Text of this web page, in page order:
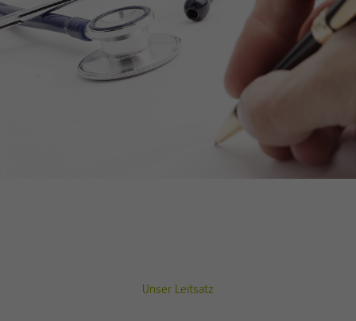
Unser Leitsatz